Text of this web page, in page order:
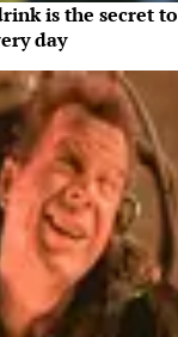
is the secret to
day